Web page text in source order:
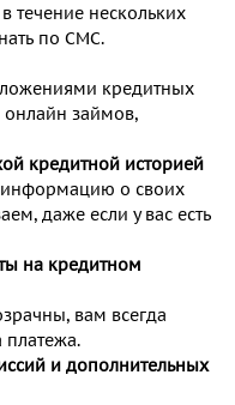
течение нескольких
по СМС.
кредитных
онлайн займов,
кредитной историей
информацию о своих
даже если у вас есть
на кредитном
вам всегда
платежа.
и дополнительных